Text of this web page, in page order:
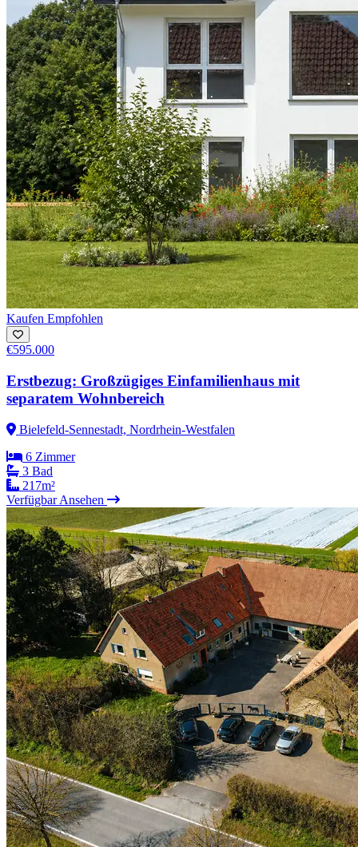
Kaufen Empfohlen
€595.000
Erstbezug: Großzügiges Einfamilienhaus mit
separatem Wohnbereich
Bielefeld-Sennestadt, Nordrhein-Westfalen
6 Zimmer
3 Bad
217m²
VerfügbarAnsehen